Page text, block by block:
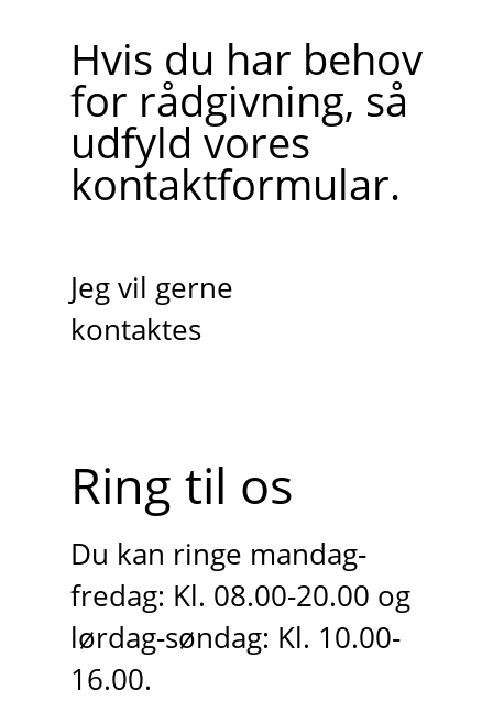
Hvis du har behov
for rådgivning, så
udfyld vores
kontaktformular.
Jeg vil gerne
kontaktes
Ring til os
Du kan ringe mandag-
fredag: Kl. 08.00-20.00 og
lørdag-søndag: Kl. 10.00-
16.00.